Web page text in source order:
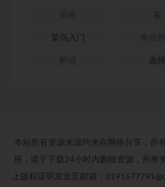
索
菜鸟入门
选择
本站所有资源来源均来自网络分享，所
用，请于下载24小时内删除资源，所有
上版权证明发送至邮箱：